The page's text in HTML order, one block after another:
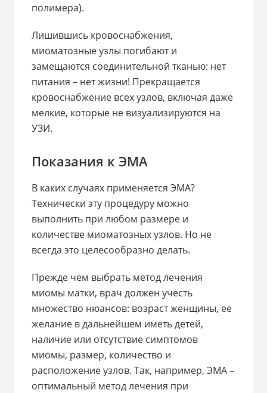
полимера).
Лишившись кровоснабжения,
миоматозные узлы погибают и
замещаются соединительной тканью: нет
питания – нет жизни! Прекращается
кровоснабжение всех узлов, включая даже
мелкие, которые не визуализируются на
УЗИ.
Показания к ЭМА
В каких случаях применяется ЭМА?
Технически эту процедуру можно
выполнить при любом размере и
количестве миоматозных узлов. Но не
всегда это целесообразно делать.
Прежде чем выбрать метод лечения
миомы матки, врач должен учесть
множество нюансов: возраст женщины, ее
желание в дальнейшем иметь детей,
наличие или отсутствие симптомов
миомы, размер, количество и
расположение узлов. Так, например, ЭМА –
оптимальный метод лечения при